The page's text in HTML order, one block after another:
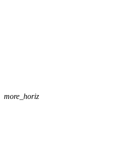
more_horiz